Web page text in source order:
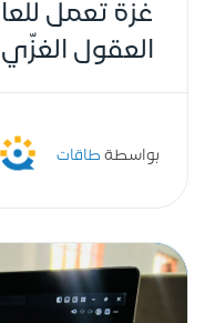
غزة تعمل
العقول
بواسطة طاقات